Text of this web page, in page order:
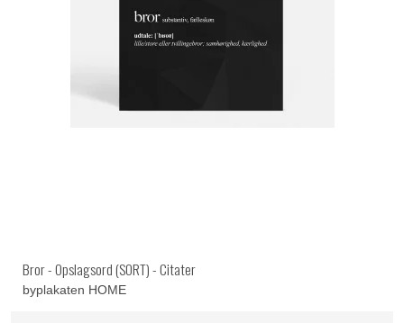
Bror - Opslagsord (SORT) - Citater
byplakaten HOME